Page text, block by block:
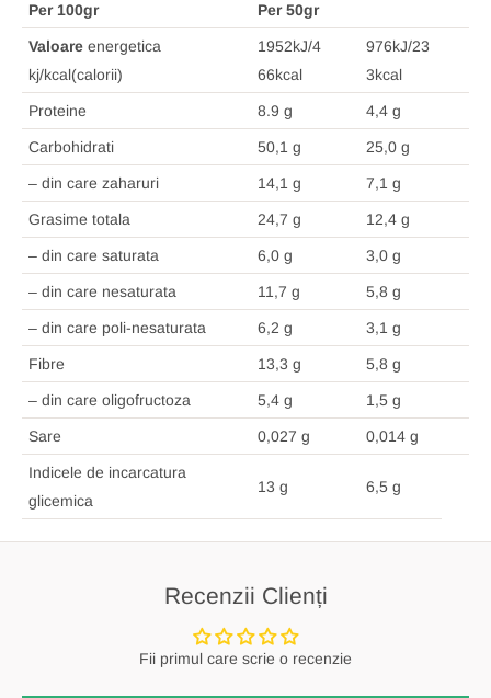
Per 100gr Per 50gr
Valoare energetica
kj/kcal(calorii)
1952kJ/4
66kcal
976kJ/23
3kcal
Proteine 8.9 g 4,4 g
Carbohidrati 50,1 g 25,0 g
– din care zaharuri 14,1 g 7,1 g
Grasime totala 24,7 g 12,4 g
– din care saturata 6,0 g 3,0 g
– din care nesaturata 11,7 g 5,8 g
– din care poli-nesaturata 6,2 g 3,1 g
Fibre 13,3 g 5,8 g
– din care oligofructoza 5,4 g 1,5 g
Sare 0,027 g 0,014 g
Indicele de incarcatura
glicemica
13 g 6,5 g
Recenzii Clienți
Fii primul care scrie o recenzie